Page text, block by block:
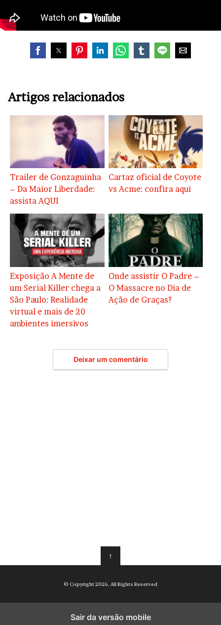
Artigos relacionados
Trailer de Gonzaguinha
– Da Maior Liberdade:
assista AQUI
Cartaz oficial de Coyote
vs Acme: confira aqui
Exposição A Mente de
um Serial Killer chega a
São Paulo: Realidade
virtual e mais de 20
ambientes imersivos
Onde assistir O Padre –
O Massacre no Dia de
Ação de Graças?
Deixar um comentário
↑
© Copyright 2026, All Rights Reserved
Sair da versão mobile